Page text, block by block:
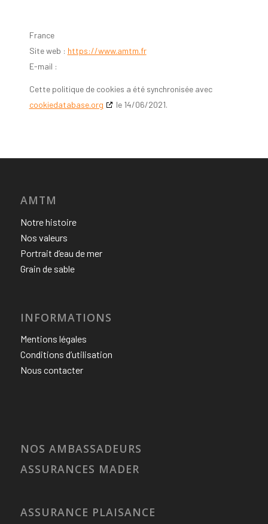
France
Site web : https://www.amtm.fr
E-mail :
Cette politique de cookies a été synchronisée avec
cookiedatabase.org
le 14/06/2021.
AMTM
Notre histoire
Nos valeurs
Portrait d’eau de mer
Grain de sable
INFORMATIONS
Mentions légales
Conditions d’utilisation
Nous contacter
NOS AMBASSADEURS
ASSURANCES MADER
ASSURANCE PLAISANCE